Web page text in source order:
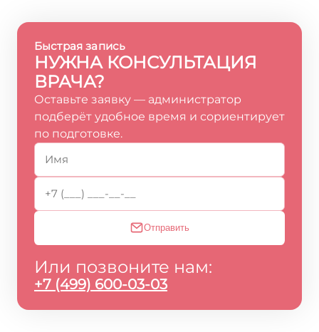
Быстрая запись
НУЖНА КОНСУЛЬТАЦИЯ
ВРАЧА?
Оставьте заявку — администратор
подберёт удобное время и сориентирует
по подготовке.
Отправить
Или позвоните нам:
+7 (499) 600-03-03